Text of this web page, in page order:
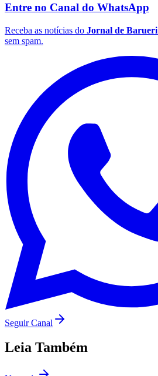
Fluminense
Entre no Canal do WhatsApp
Receba as notícias do Jornal de Barueri
sem spam.
Seguir Canal
Leia Também